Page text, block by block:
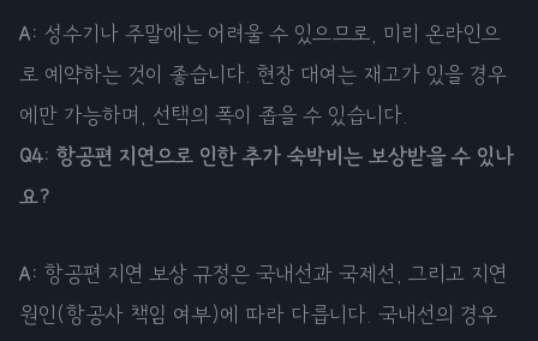
A: 성수기나 주말에는 어려울 수 있으므로, 미리 온라인으
로 예약하는 것이 좋습니다. 현장 대여는 재고가 있을 경우
에만 가능하며, 선택의 폭이 좁을 수 있습니다.
Q4: 항공편 지연으로 인한 추가 숙박비는 보상받을 수 있나
요?
A: 항공편 지연 보상 규정은 국내선과 국제선, 그리고 지연
원인(항공사 책임 여부)에 따라 다릅니다. 국내선의 경우